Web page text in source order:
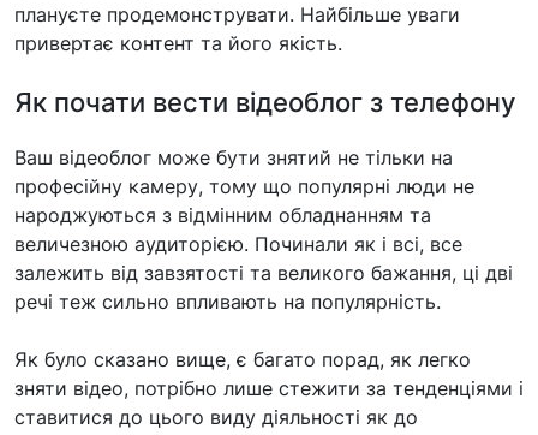
плануєте продемонструвати. Найбільше уваги
привертає контент та його якість.
Як почати вести відеоблог з телефону
Ваш відеоблог може бути знятий не тільки на
професійну камеру, тому що популярні люди не
народжуються з відмінним обладнанням та
величезною аудиторією. Починали як і всі, все
залежить від завзятості та великого бажання, ці дві
речі теж сильно впливають на популярність.
Як було сказано вище, є багато порад, як легко
зняти відео, потрібно лише стежити за тенденціями і
ставитися до цього виду діяльності як до